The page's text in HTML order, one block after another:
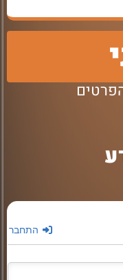
התחבר